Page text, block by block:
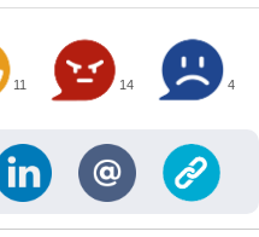
11 14 4